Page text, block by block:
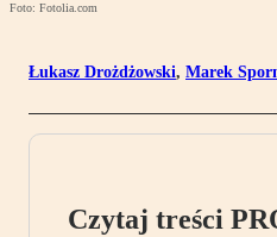
Foto: Fotolia.com
Łukasz Drożdżowski, Marek
Czytaj treści